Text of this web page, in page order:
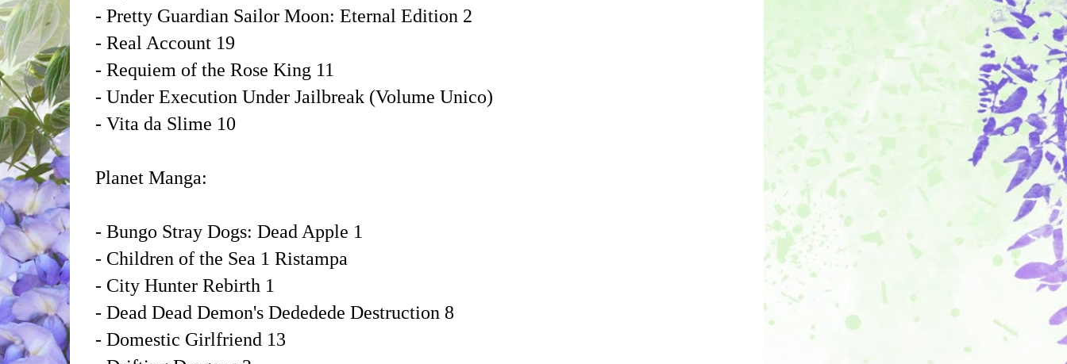
- Pretty Guardian Sailor Moon: Eternal Edition 2
- Real Account 19
- Requiem of the Rose King 11
- Under Execution Under Jailbreak (Volume Unico)
- Vita da Slime 10
Planet Manga:
- Bungo Stray Dogs: Dead Apple 1
- Children of the Sea 1 Ristampa
- City Hunter Rebirth 1
- Dead Dead Demon's Dededede Destruction 8
- Domestic Girlfriend 13